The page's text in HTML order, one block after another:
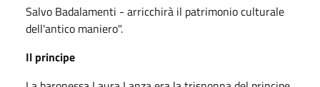
Salvo Badalamenti - arricchirà il patrimonio culturale
dell'antico maniero".
Il principe